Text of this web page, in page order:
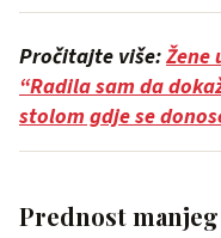
Pročitajte više:
“Radila sam da
stolom gdje se
Prednost manjeg